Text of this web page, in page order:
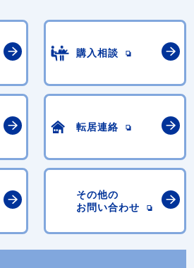
購入相談
転居連絡
その他の
お問い合わせ